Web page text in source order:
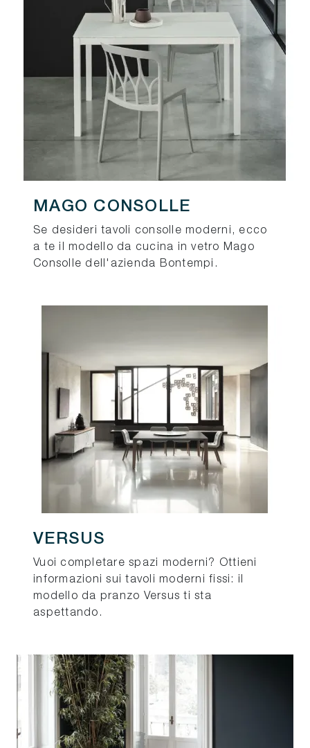
MAGO CONSOLLE
Se desideri tavoli consolle moderni, ecco
a te il modello da cucina in vetro Mago
Consolle dell'azienda Bontempi.
VERSUS
Vuoi completare spazi moderni? Ottieni
informazioni sui tavoli moderni fissi: il
modello da pranzo Versus ti sta
aspettando.